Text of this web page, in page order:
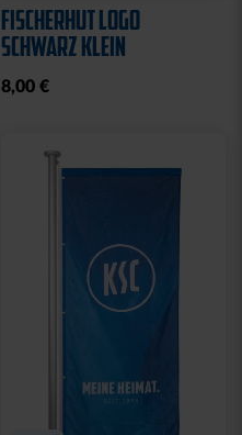
FISCHERHUT LOGO
SCHWARZ KLEIN
8,00 €